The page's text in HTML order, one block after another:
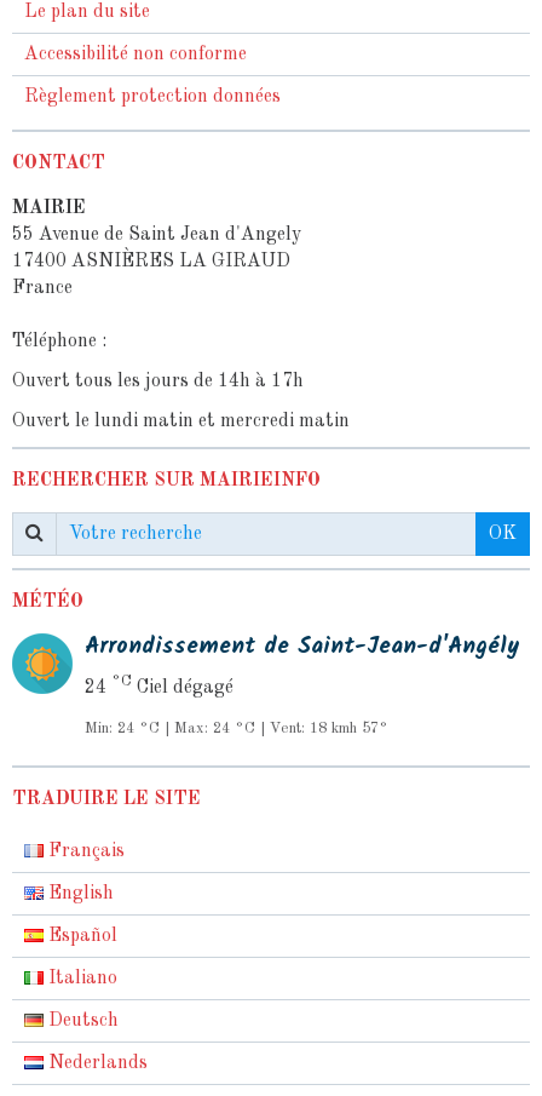
Le plan du site
Accessibilité non conforme
Règlement protection données
CONTACT
MAIRIE
55 Avenue de Saint Jean d'Angely
17400 ASNIÈRES LA GIRAUD
France
Téléphone :
Ouvert tous les jours de 14h à 17h
Ouvert le lundi matin et mercredi matin
RECHERCHER SUR MAIRIEINFO
OK
MÉTÉO
Arrondissement de Saint-Jean-d'Angély
24 °C Ciel dégagé
Min: 24 °C | Max: 24 °C | Vent: 18 kmh 57°
TRADUIRE LE SITE
Français
English
Español
Italiano
Deutsch
Nederlands